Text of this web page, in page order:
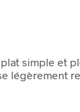
simple et
légèrement